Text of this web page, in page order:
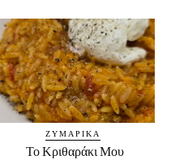
ΖΥΜΑΡΙΚΆ
Το Κριθαράκι Μου